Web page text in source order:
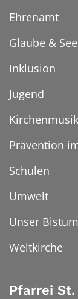
Ehrenamt
Glaube &
Inklusion
Jugend
Kirchenmusik
Prävention
Schulen
Umwelt
Unser Bistum
Weltkirche
Pfarrei